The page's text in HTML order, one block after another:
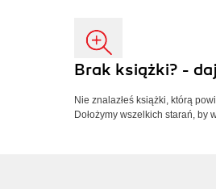
Brak książki? -
Nie znalazłeś książki, którą
Dołożymy wszelkich starań, by